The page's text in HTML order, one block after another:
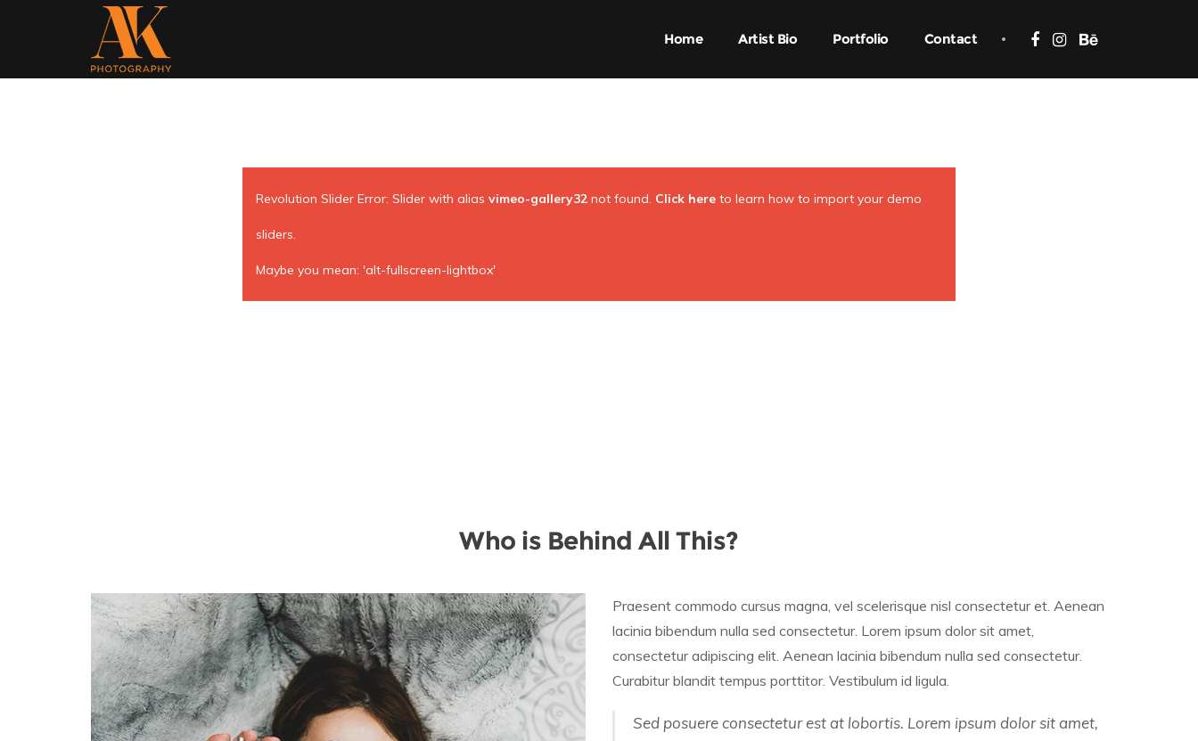
Home Artist Bio Portfolio Contact
Revolution Slider Error: Slider with alias vimeo-gallery32 not found. Click here to learn how to import your demo
sliders.
Maybe you mean: 'alt-fullscreen-lightbox'
Who is Behind All This?
Praesent commodo cursus magna, vel scelerisque nisl consectetur et. Aenean
lacinia bibendum nulla sed consectetur. Lorem ipsum dolor sit amet,
consectetur adipiscing elit. Aenean lacinia bibendum nulla sed consectetur.
Curabitur blandit tempus porttitor. Vestibulum id ligula.
Sed posuere consectetur est at lobortis. Lorem ipsum dolor sit amet,